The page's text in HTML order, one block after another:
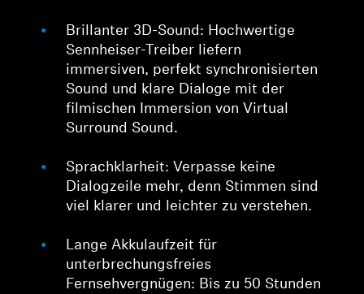
Brillanter 3D-Sound: Hochwertige
Sennheiser-Treiber liefern
immersiven, perfekt synchronisierten
Sound und klare Dialoge mit der
filmischen Immersion von Virtual
Surround Sound.
Sprachklarheit: Verpasse keine
Dialogzeile mehr, denn Stimmen sind
viel klarer und leichter zu verstehen.
Lange Akkulaufzeit für
unterbrechungsfreies
Fernsehvergnügen: Bis zu 50 Stunden